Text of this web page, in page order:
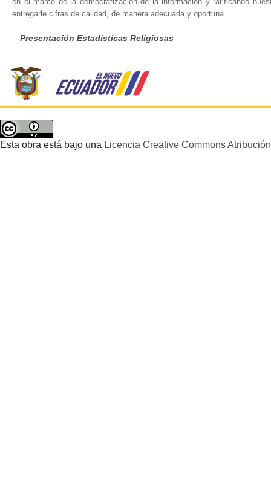
entregarle cifras de calidad, de manera adecuada y oportuna.
Presentación Estadísticas Religiosas
Esta obra está bajo una Licencia Creative Commons